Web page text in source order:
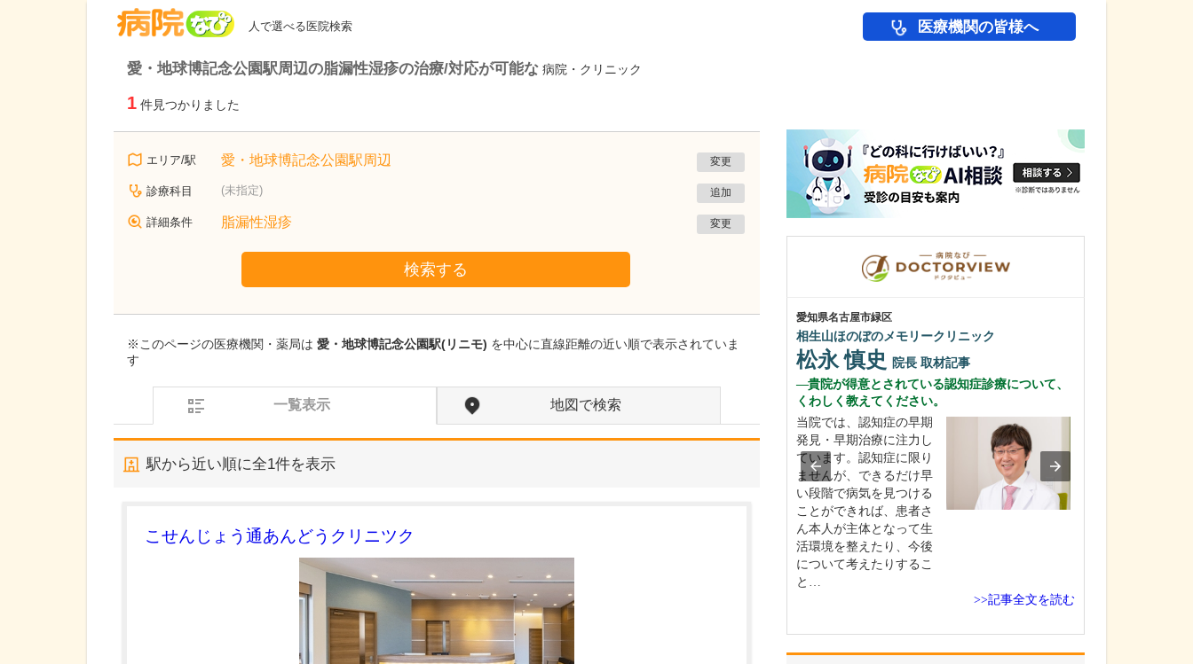
人で選べる医院検索 医療機関の皆様へ
愛・地球博記念公園駅周辺の脂漏性湿疹の治療/対応が可能な 病院・クリニック
1 件見つかりました
エリア/駅 愛・地球博記念公園駅周辺 変更
診療科目 (未指定) 追加
詳細条件 脂漏性湿疹 変更
検索する
※このページの医療機関・薬局は 愛・地球博記念公園駅(リニモ) を中心に直線距離の近い順で表示されていま
す
一覧表示 地図で検索
駅から近い順に全1件を表示
こせんじょう通あんどうクリニツク
愛知県名古屋市緑区
相生山ほのぼのメモリークリニック
松永 慎史 院長 取材記事
貴院が得意とされている認知症診療について、
くわしく教えてください。
当院では、認知症の早期
発見・早期治療に注力し
ています。認知症に限り
ませんが、できるだけ早
い段階で病気を見つける
ことができれば、患者さ
ん本人が主体となって生
活環境を整えたり、今後
について考えたりするこ
と…
>>記事全文を読む
東京都世田谷区
高島・山田クリニック
山田 眞
山田 健太 医師 取材記事
現在、どのような患者さんが多く来院されてい
ますか?
がほとんどです。通院が
難しくなって、訪問診療
を受けている方も多…